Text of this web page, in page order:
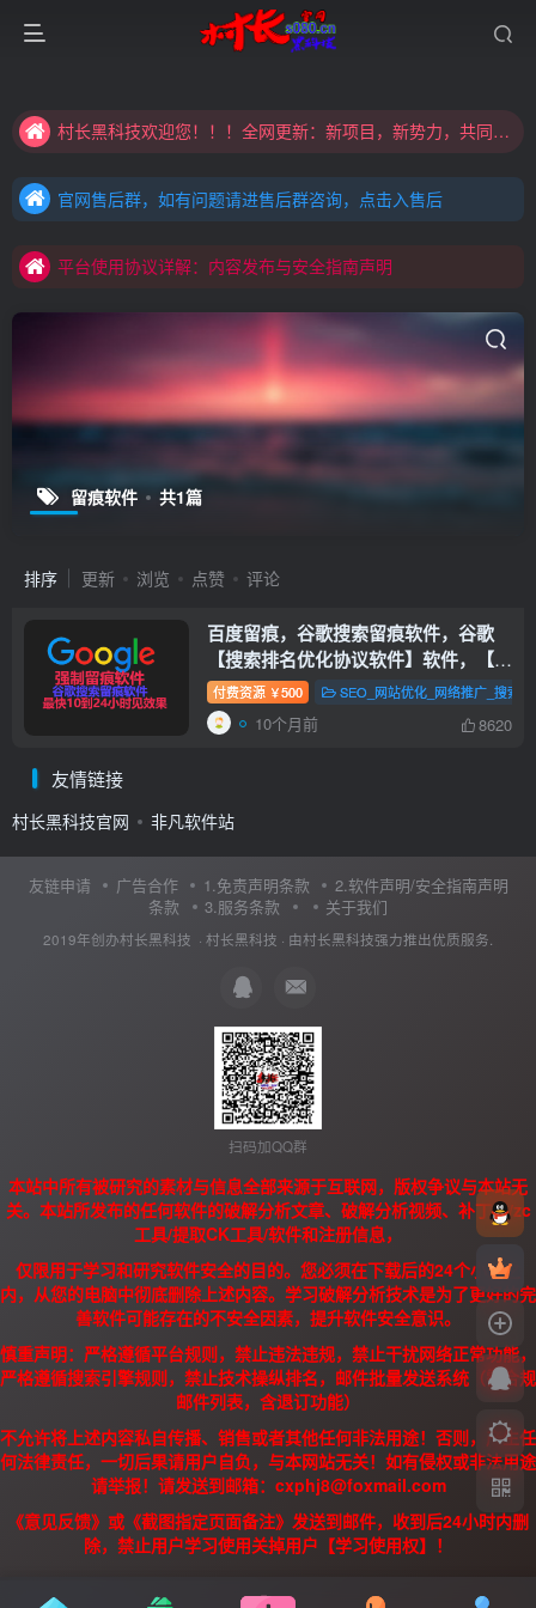
村长黑科技欢迎您！！！全网更新：新项目，新势力，共同发展
村长黑科技欢迎您！！！全网更新：新项目，新势力，共同发展
官网售后群，如有问题请进售后群咨询，点击入售后
平台使用协议详解：内容发布与安全指南声明
留痕软件 共1篇
排序 更新 浏览 点赞 评论
百度留痕，谷歌搜索留痕软件，谷歌
【搜索排名优化协议软件】软件，【脸
书】【油管】【facebook】
【steamcommunity】等等，网站留痕
软件，搜索留痕
【搜索排名优化协议软
付费资源 ￥500 SEO_网站优化_网络推广_搜索
10个月前 8620
友情链接
村长黑科技官网 非凡软件站
友链申请 广告合作 1.免责声明条款
2.软件声明/安全指南声明
条款
3.服务条款 关于我们
2019年创办村长黑科技 · 村长黑科技 · 由村长黑科技强力推出优质服务.
扫码加QQ群
本站中所有被研究的素材与信息全部来源于互联网，版权争议与本站无
关。本站所发布的任何软件的破解分析文章、破解分析视频、补丁、/zc
工具/提取CK工具/软件和注册信息，
仅限用于学习和研究软件安全的目的。您必须在下载后的24个小时之
内，从您的电脑中彻底删除上述内容。学习破解分析技术是为了更好的完
善软件可能存在的不安全因素，提升软件安全意识。
慎重声明：严格遵循平台规则，禁止违法违规，禁止干扰网络正常功能，
严格遵循搜索引擎规则，禁止技术操纵排名，邮件批量发送系统（需合规
邮件列表，含退订功能）
不允许将上述内容私自传播、销售或者其他任何非法用途！否则，产生任
何法律责任，一切后果请用户自负，与本网站无关！如有侵权或非法用途
请举报！请发送到邮箱：cxphj8@foxmail.com
《意见反馈》或《截图指定页面备注》发送到邮件，收到后24小时内删
除，禁止用户学习使用关掉用户【学习使用权】！